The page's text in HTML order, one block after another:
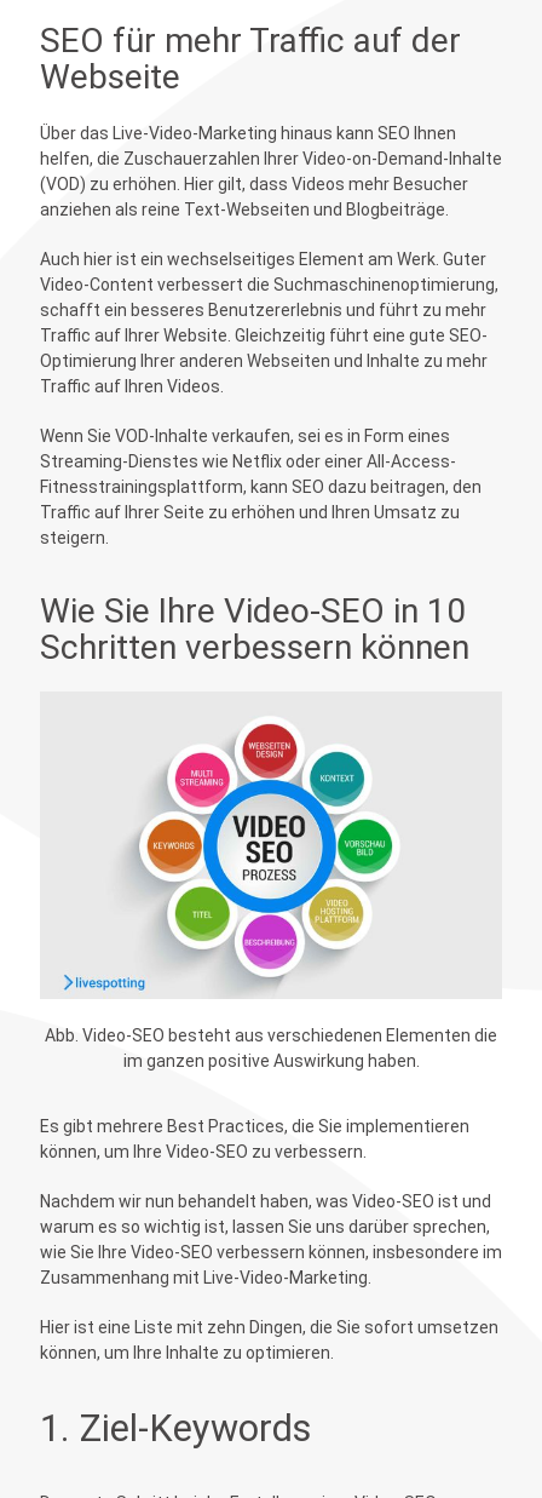
SEO für mehr Traffic auf der
Webseite
Über das Live-Video-Marketing hinaus kann SEO Ihnen
helfen, die Zuschauerzahlen Ihrer Video-on-Demand-Inhalte
(VOD) zu erhöhen. Hier gilt, dass Videos mehr Besucher
anziehen als reine Text-Webseiten und Blogbeiträge.
Auch hier ist ein wechselseitiges Element am Werk. Guter
Video-Content verbessert die Suchmaschinenoptimierung,
schafft ein besseres Benutzererlebnis und führt zu mehr
Traffic auf Ihrer Website. Gleichzeitig führt eine gute SEO-
Optimierung Ihrer anderen Webseiten und Inhalte zu mehr
Traffic auf Ihren Videos.
Wenn Sie VOD-Inhalte verkaufen, sei es in Form eines
Streaming-Dienstes wie Netflix oder einer All-Access-
Fitnesstrainingsplattform, kann SEO dazu beitragen, den
Traffic auf Ihrer Seite zu erhöhen und Ihren Umsatz zu
steigern.
Wie Sie Ihre Video-SEO in 10
Schritten verbessern können
Abb. Video-SEO besteht aus verschiedenen Elementen die
im ganzen positive Auswirkung haben.
Es gibt mehrere Best Practices, die Sie implementieren
können, um Ihre Video-SEO zu verbessern.
Nachdem wir nun behandelt haben, was Video-SEO ist und
warum es so wichtig ist, lassen Sie uns darüber sprechen,
wie Sie Ihre Video-SEO verbessern können, insbesondere im
Zusammenhang mit Live-Video-Marketing.
Hier ist eine Liste mit zehn Dingen, die Sie sofort umsetzen
können, um Ihre Inhalte zu optimieren.
1. Ziel-Keywords